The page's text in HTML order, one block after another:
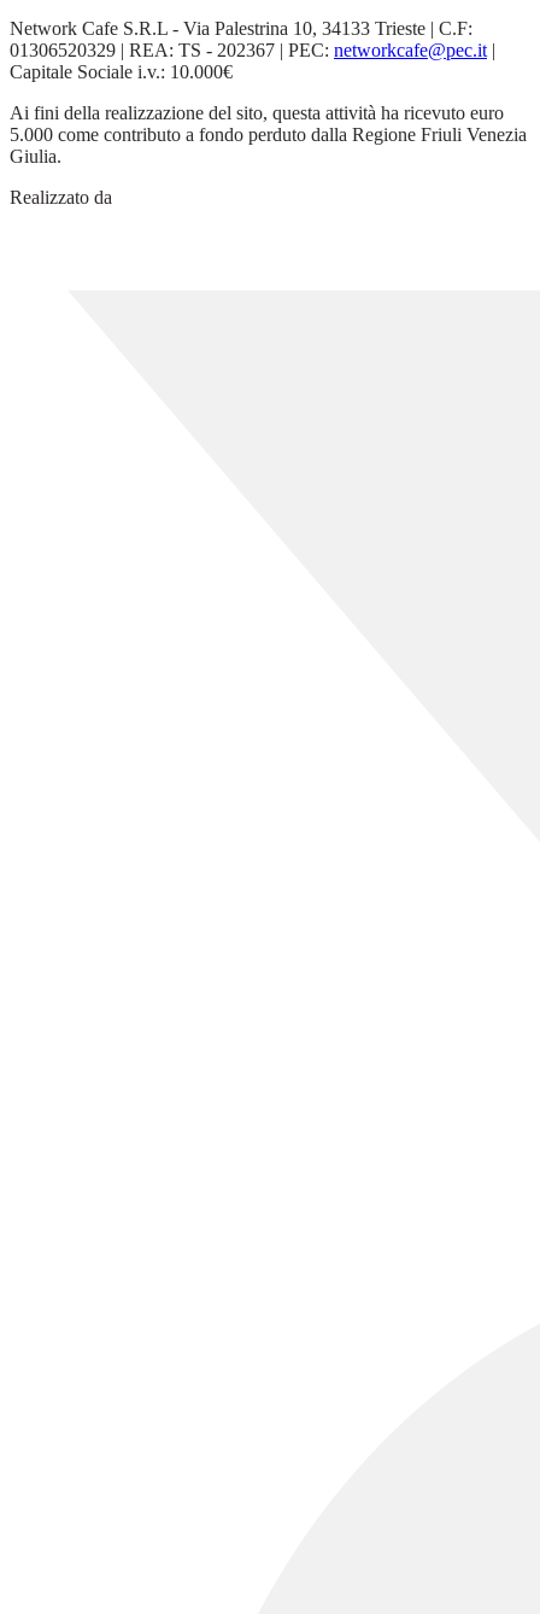
Network Cafe S.R.L - Via Palestrina 10, 34133 Trieste | C.F:
01306520329 | REA: TS - 202367 | PEC: networkcafe@pec.it|
Capitale Sociale i.v.: 10.000€
Ai fini della realizzazione del sito, questa attività ha ricevuto euro
5.000 come contributo a fondo perduto dalla Regione Friuli Venezia
Giulia.
Realizzato da